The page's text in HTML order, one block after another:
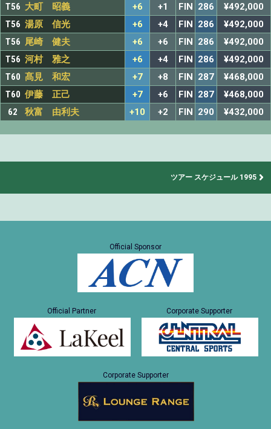
T56 大町 昭義 +6 +1 FIN 286
¥492,000
T56 湯原 信光 +6 +4 FIN 286
¥492,000
T56 尾崎 健夫 +6 +6 FIN 286
¥492,000
T56 河村 雅之 +6 +4 FIN 286
¥492,000
T60 髙見 和宏 +7 +8 FIN 287
¥468,000
T60 伊藤 正己 +7 +6 FIN 287
¥468,000
62
秋富 由利夫 +10 +2 FIN 290 ¥432,000
ツアー スケジュール 1995
Official Sponsor
Official Partner Corporate Supporter
Corporate Supporter